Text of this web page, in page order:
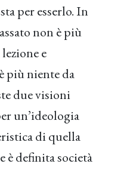
per esserlo. In
non è più
e
più niente da
due visioni
un’ideologia
di quella
è definita società